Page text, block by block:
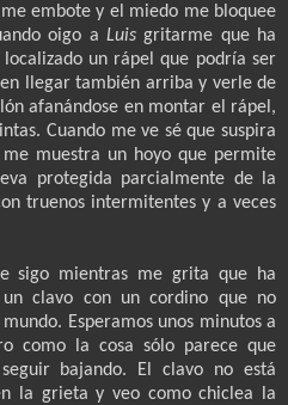
embote y el miedo me bloquee
oigo a Luisgritarme que ha
un rápel que podría ser
llegar también arriba y verle de
afanándose en montar el rápel,
Cuando me ve sé que suspira
muestra un hoyo que permite
protegida parcialmente de la
truenos intermitentes y a veces
sigo mientras me grita que ha
clavo con un cordino que no
Esperamos unos minutos a
como la cosa sólo parece que
bajando. El clavo no está
la grieta y veo como chiclea la